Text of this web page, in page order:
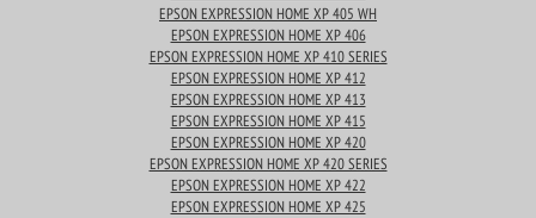
EPSON EXPRESSION HOME XP 405 WH
EPSON EXPRESSION HOME XP 406
EPSON EXPRESSION HOME XP 410 SERIES
EPSON EXPRESSION HOME XP 412
EPSON EXPRESSION HOME XP 413
EPSON EXPRESSION HOME XP 415
EPSON EXPRESSION HOME XP 420
EPSON EXPRESSION HOME XP 420 SERIES
EPSON EXPRESSION HOME XP 422
EPSON EXPRESSION HOME XP 425